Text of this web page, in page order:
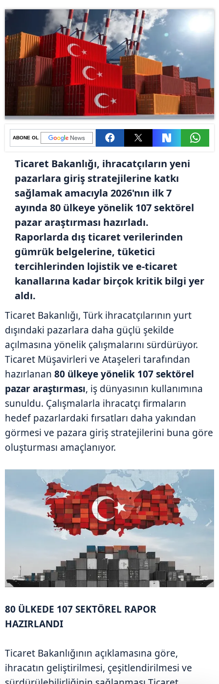
ABONE OL
Ticaret Bakanlığı, ihracatçıların yeni
pazarlara giriş stratejilerine katkı
sağlamak amacıyla 2026'nın ilk 7
ayında 80 ülkeye yönelik 107 sektörel
pazar araştırması hazırladı.
Raporlarda dış ticaret verilerinden
gümrük belgelerine, tüketici
tercihlerinden lojistik ve e-ticaret
kanallarına kadar birçok kritik bilgi yer
aldı.
Ticaret Bakanlığı, Türk ihracatçılarının yurt
dışındaki pazarlara daha güçlü şekilde
açılmasına yönelik çalışmalarını sürdürüyor.
Ticaret Müşavirleri ve Ataşeleri tarafından
hazırlanan 80 ülkeye yönelik 107 sektörel
pazar araştırması, iş dünyasının kullanımına
sunuldu. Çalışmalarla ihracatçı firmaların
hedef pazarlardaki fırsatları daha yakından
görmesi ve pazara giriş stratejilerini buna göre
oluşturması amaçlanıyor.
80 ÜLKEDE 107 SEKTÖREL RAPOR
HAZIRLANDI
Ticaret Bakanlığının açıklamasına göre,
ihracatın geliştirilmesi, çeşitlendirilmesi ve